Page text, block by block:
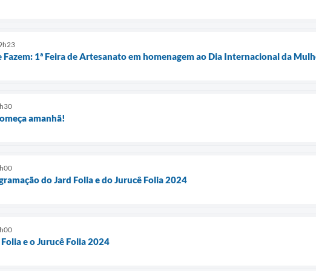
Fazem: 1ª Feira de Artesanato em homenagem ao Dia Internacional da
amanhã!
do Jard Folia e do Jurucê Folia 2024
e o Jurucê Folia 2024